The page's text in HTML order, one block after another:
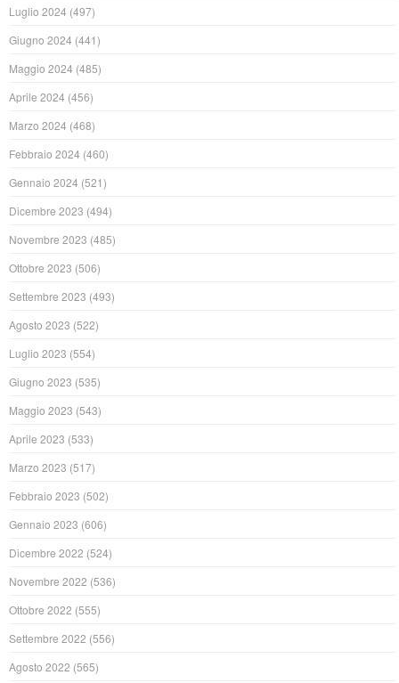
Luglio 2024 (497)
Giugno 2024 (441)
Maggio 2024 (485)
Aprile 2024 (456)
Marzo 2024 (468)
Febbraio 2024 (460)
Gennaio 2024 (521)
Dicembre 2023 (494)
Novembre 2023 (485)
Ottobre 2023 (506)
Settembre 2023 (493)
Agosto 2023 (522)
Luglio 2023 (554)
Giugno 2023 (535)
Maggio 2023 (543)
Aprile 2023 (533)
Marzo 2023 (517)
Febbraio 2023 (502)
Gennaio 2023 (606)
Dicembre 2022 (524)
Novembre 2022 (536)
Ottobre 2022 (555)
Settembre 2022 (556)
Agosto 2022 (565)